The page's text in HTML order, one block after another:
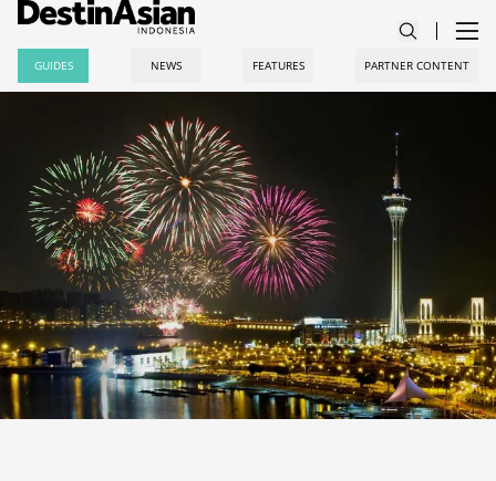
GUIDES NEWS FEATURES PARTNER CONTENT